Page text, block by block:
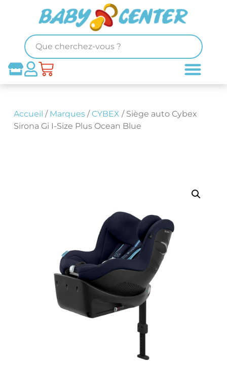
Accueil / Marques/CYBEX / Siège auto Cybex
Sirona Gi I-Size Plus Ocean Blue